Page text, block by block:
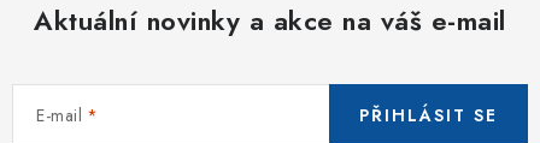
Aktuální novinky a akce na váš e-mail
E-mail PŘIHLÁSIT SE